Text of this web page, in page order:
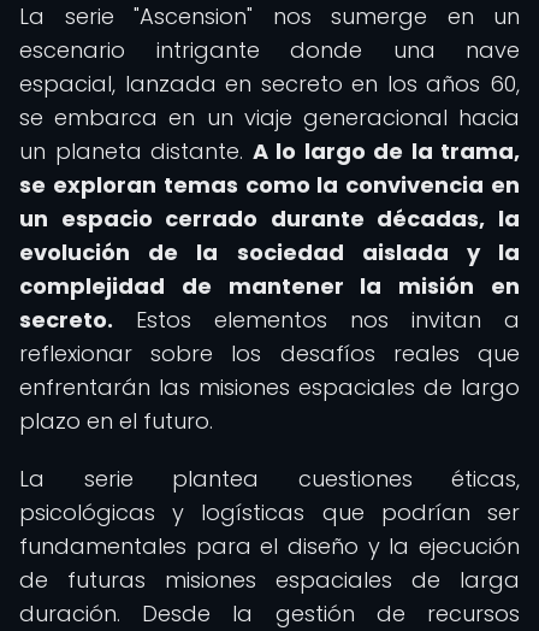
La serie "Ascension" nos sumerge en un
escenario intrigante donde una nave
espacial, lanzada en secreto en los años 60,
se embarca en un viaje generacional hacia
un planeta distante. A lo largo de la trama,
se exploran temas como la convivencia en
un espacio cerrado durante décadas, la
evolución de la sociedad aislada y la
complejidad de mantener la misión en
secreto. Estos elementos nos invitan a
reflexionar sobre los desafíos reales que
enfrentarán las misiones espaciales de largo
plazo en el futuro.
La serie plantea cuestiones éticas,
psicológicas y logísticas que podrían ser
fundamentales para el diseño y la ejecución
de futuras misiones espaciales de larga
duración. Desde la gestión de recursos